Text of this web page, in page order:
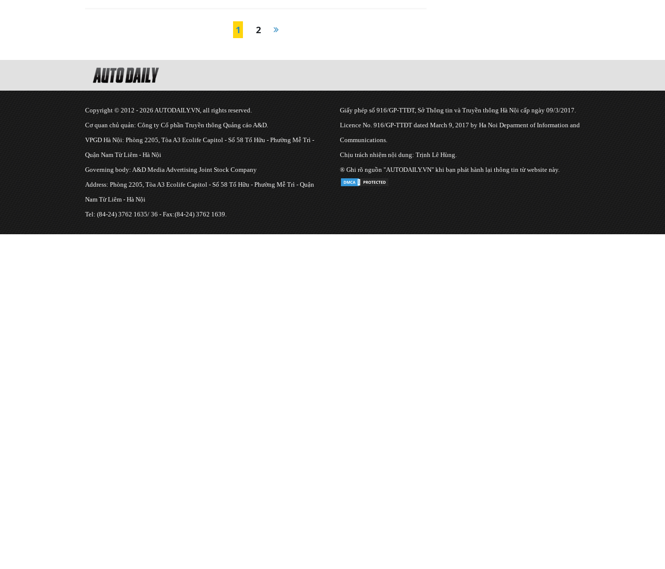
1 2
Copyright © 2012 - 2026 AUTODAILY.VN, all rights reserved.
Cơ quan chủ quản: Công ty Cổ phần Truyền thông Quảng cáo A&D.
VPGD Hà Nội: Phòng 2205, Tòa A3 Ecolife Capitol - Số 58 Tố Hữu - Phường Mễ Trì -
Quận Nam Từ Liêm - Hà Nội
Governing body: A&D Media Advertising Joint Stock Company
Address: Phòng 2205, Tòa A3 Ecolife Capitol - Số 58 Tố Hữu - Phường Mễ Trì - Quận
Nam Từ Liêm - Hà Nội
Tel: (84-24) 3762 1635/ 36 - Fax:(84-24) 3762 1639.
Giấy phép số 916/GP-TTĐT, Sở Thông tin và Truyền thông Hà Nội cấp ngày 09/3/2017.
Licence No. 916/GP-TTĐT dated March 9, 2017 by Ha Noi Deparment of Information and
Communications.
Chịu trách nhiệm nội dung: Trịnh Lê Hùng.
® Ghi rõ nguồn "AUTODAILY.VN" khi bạn phát hành lại thông tin từ website này.